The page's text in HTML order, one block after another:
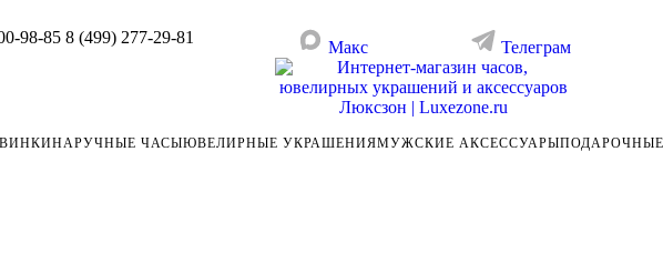
98-85 8 (499) 277-29-81
Макс Телеграм
НАРУЧНЫЕ ЧАСЫЮВЕЛИРНЫЕ УКРАШЕНИЯМУЖСКИЕ АКСЕССУАРЫ